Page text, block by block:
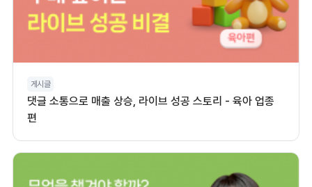
게시글
댓글 소통으로 매출 상승, 라이브 성공 스토리 - 육아 업종
편